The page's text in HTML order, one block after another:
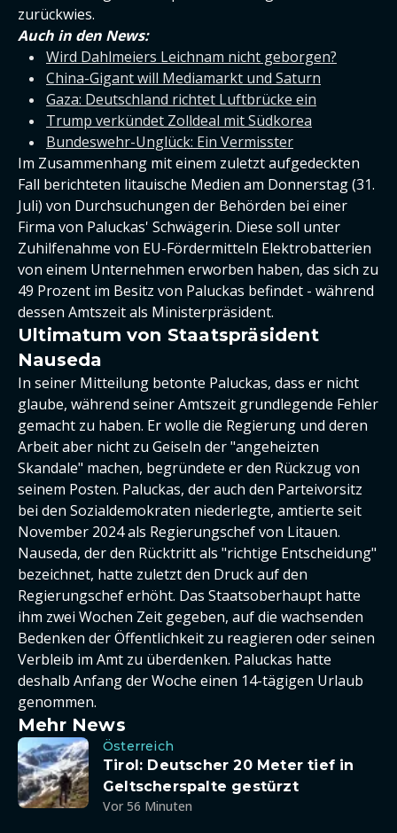
zurückwies.
Auch in den News:
Wird Dahlmeiers Leichnam nicht geborgen?
China-Gigant will Mediamarkt und Saturn
Gaza: Deutschland richtet Luftbrücke ein
Trump verkündet Zolldeal mit Südkorea
Bundeswehr-Unglück: Ein Vermisster
Im Zusammenhang mit einem zuletzt aufgedeckten
Fall berichteten litauische Medien am Donnerstag (31.
Juli) von Durchsuchungen der Behörden bei einer
Firma von Paluckas' Schwägerin. Diese soll unter
Zuhilfenahme von EU-Fördermitteln Elektrobatterien
von einem Unternehmen erworben haben, das sich zu
49 Prozent im Besitz von Paluckas befindet - während
dessen Amtszeit als Ministerpräsident.
Ultimatum von Staatspräsident
Nauseda
In seiner Mitteilung betonte Paluckas, dass er nicht
glaube, während seiner Amtszeit grundlegende Fehler
gemacht zu haben. Er wolle die Regierung und deren
Arbeit aber nicht zu Geiseln der "angeheizten
Skandale" machen, begründete er den Rückzug von
seinem Posten. Paluckas, der auch den Parteivorsitz
bei den Sozialdemokraten niederlegte, amtierte seit
November 2024 als Regierungschef von Litauen.
Nauseda, der den Rücktritt als "richtige Entscheidung"
bezeichnet, hatte zuletzt den Druck auf den
Regierungschef erhöht. Das Staatsoberhaupt hatte
ihm zwei Wochen Zeit gegeben, auf die wachsenden
Bedenken der Öffentlichkeit zu reagieren oder seinen
Verbleib im Amt zu überdenken. Paluckas hatte
deshalb Anfang der Woche einen 14-tägigen Urlaub
genommen.
Mehr News
Österreich
Tirol: Deutscher 20 Meter tief in
Geltscherspalte gestürzt
Vor 56 Minuten